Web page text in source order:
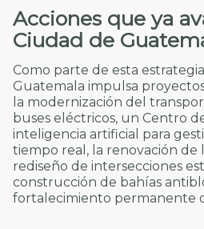
Acciones que ya
Ciudad de
Como parte de esta
Guatemala impulsa
la modernización del
buses eléctricos, un Centro
inteligencia artificial para
tiempo real, la renovación de
rediseño de intersecciones
construcción de bahías
fortalecimiento permanente